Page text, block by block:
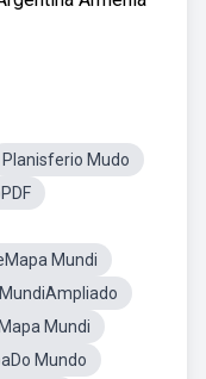
Planisferio Mudo
Mundi
Mundi
Mundo